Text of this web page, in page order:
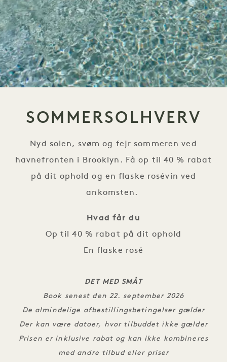
SOMMERSOLHVERV
Nyd solen, svøm og fejr sommeren ved
havnefronten i Brooklyn. Få op til 40 % rabat
på dit ophold og en flaske rosévin ved
ankomsten.
Hvad får du
Op til 40 % rabat på dit ophold
En flaske rosé
DET MED SMÅT
Book senest den 22. september 2026
De almindelige afbestillingsbetingelser gælder
Der kan være datoer, hvor tilbuddet ikke gælder
Prisen er inklusive rabat og kan ikke kombineres
med andre tilbud eller priser